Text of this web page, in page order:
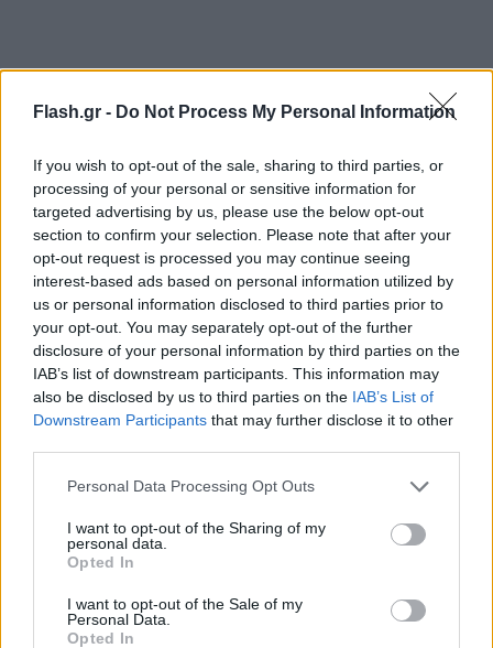
Flash.gr - Do Not Process My Personal Information
If you wish to opt-out of the sale, sharing to third parties, or
processing of your personal or sensitive information for
targeted advertising by us, please use the below opt-out
section to confirm your selection. Please note that after your
opt-out request is processed you may continue seeing
interest-based ads based on personal information utilized by
us or personal information disclosed to third parties prior to
your opt-out. You may separately opt-out of the further
disclosure of your personal information by third parties on the
IAB’s list of downstream participants. This information may
also be disclosed by us to third parties on the IAB’s List of
Downstream Participants that may further disclose it to other
Please note that this website/app uses one or more Google
not limited to your visit or usage behaviour. You may click to
grant or deny consent to Google and its third-party tags to
use your data for below specified purposes in below Google
consent section.
Personal Data Processing Opt Outs
I want to opt-out of the Sharing of my
personal data.
Opted In
I want to opt-out of the Sale of my
Personal Data.
Opted In
Υπενθυμίζεται ότι ο Τάσος Ξιαρχό είχε ζητήσει
συγγνώμη από την κοπέλα για την απαράδεκτη
ανάρτηση του στα social media. Από την πλευρά
της, η Μέρι δήλωσε στην πρώτη της τηλεοπτική
συνέντευξη: «Είμαι πιο καλά και ψύχραιμη πλέον,
μιας και επικοινώνησα μαζί με τον Τάσο. Μου
έστειλε ένα μήνυμα όπου μου ζήτησε συγγνώμη,
απολογήθηκε από τη συμπεριφορά του και ζήτησε
Τράβηξε προφανώς το βίντεο, για τους δικούς του
λόγους, θεώρησε ότι είναι σωστό να το ανεβάσει
και να κάνει το σχόλιο αυτό που έκανε».